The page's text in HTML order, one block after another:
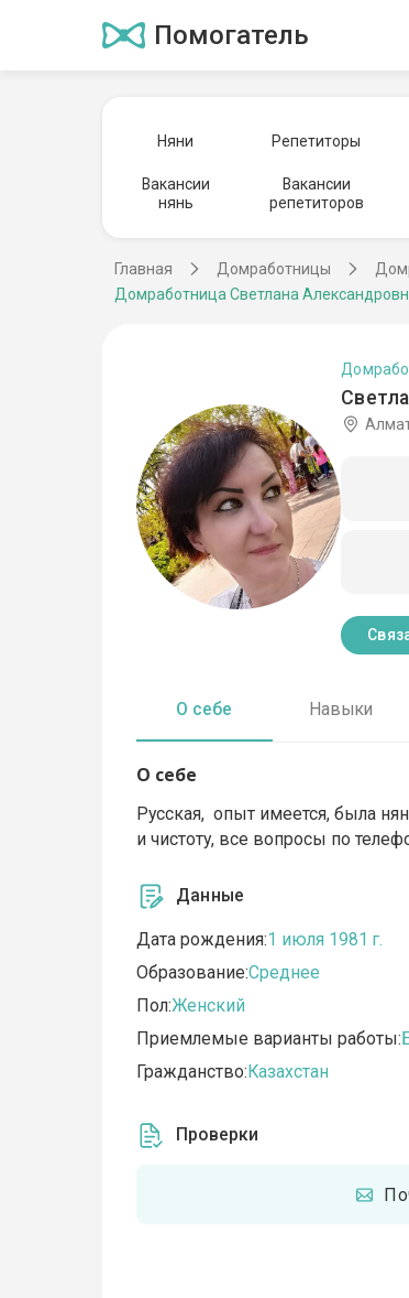
Помогатель
Няни Репетиторы
Вакансии
нянь
Вакансии
репетиторов
Главная Домработницы
Домработница Светлана
О себе Навыки
О себе
Русская, опыт имеется, была
и чистоту, все вопросы по
Данные
Дата рождения:1 июля 1981 г.
Образование:Среднее
Пол:Женский
Приемлемые варианты работы:
Гражданство:Казахстан
Проверки